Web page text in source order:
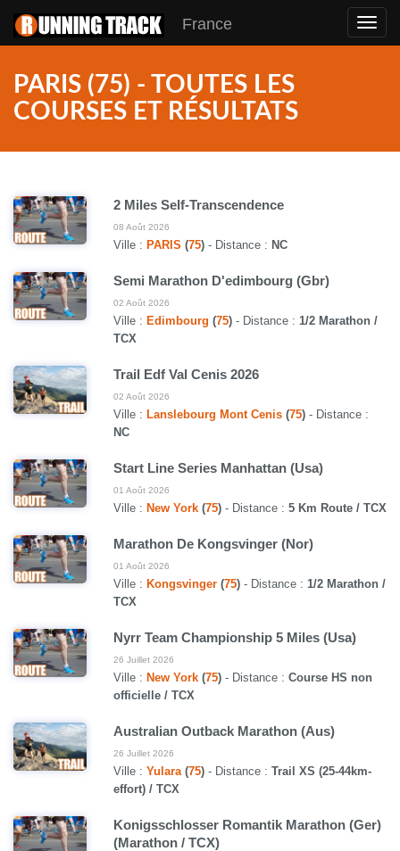
France
PARIS (75) - TOUTES LES
COURSES ET RÉSULTATS
2 Miles Self-Transcendence
08 Août 2026
Ville : PARIS (75) - Distance : NC
Semi Marathon D'edimbourg (Gbr)
02 Août 2026
Ville : Edimbourg (75) - Distance : 1/2 Marathon /
TCX
Trail Edf Val Cenis 2026
02 Août 2026
Ville : Lanslebourg Mont Cenis (75) - Distance :
NC
Start Line Series Manhattan (Usa)
01 Août 2026
Ville : New York (75) - Distance : 5 Km Route / TCX
Marathon De Kongsvinger (Nor)
01 Août 2026
Ville : Kongsvinger (75) - Distance : 1/2 Marathon /
TCX
Nyrr Team Championship 5 Miles (Usa)
26 Juillet 2026
Ville : New York (75) - Distance : Course HS non
officielle / TCX
Australian Outback Marathon (Aus)
26 Juillet 2026
Ville : Yulara(75) - Distance : Trail XS (25-44km-
effort) / TCX
Konigsschlosser Romantik Marathon (Ger)
(Marathon / TCX)